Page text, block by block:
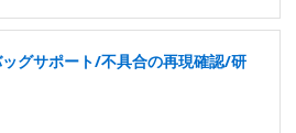
グサポート/不具合の再現確認/研